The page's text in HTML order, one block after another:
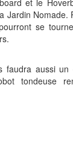
et le
Jardin
se
faudra aussi
tondeuse